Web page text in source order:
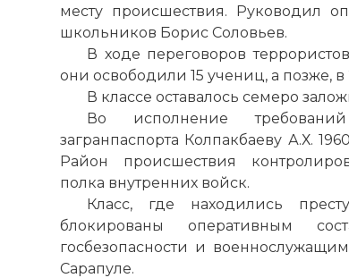
месту происшествия. Руководил
школьников Борис Соловьев.
В ходе переговоров
они освободили 15 учениц, а позже, в
В классе оставалось семеро
Во исполнение
загранпаспорта Колпакбаеву А.Х.
Район происшествия
полка внутренних войск.
Класс, где находились
блокированы оперативным
госбезопасности и
Сарапуле.